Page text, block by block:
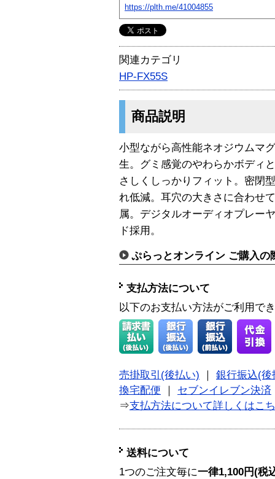
https://plth.me/41004855
関連カテゴリ
HP-FX55S
商品説明
小型ながら高性能ネオジウムマ
生。グミ感覚のやわらかボディ
さしくしっかりフィット。密閉
れ低減。耳穴の大きさに合わせ
属。デジタルオーディオプレー
ド採用。
ぷらっとオンライン ご購入の
支払方法について
以下のお支払い方法がご利用で
売掛取引(後払い)
銀行振込(後
換宅配便
セブンイレブン決済
⇒支払方法について詳しくはこ
送料について
1つのご注文毎に一律1,100円(税